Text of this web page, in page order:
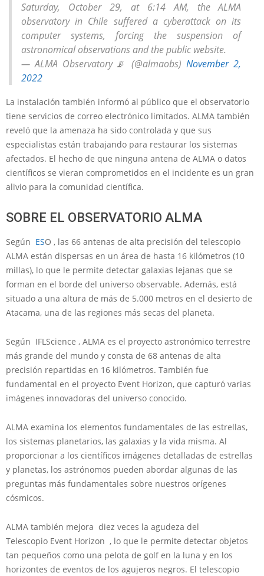
Saturday, October 29, at 6:14 AM, the ALMA
observatory in Chile suffered a cyberattack on its
computer systems, forcing the suspension of
astronomical observations and the public website.
— ALMA Observatory📡 (@almaobs)November 2,
2022
La instalación también informó al público que el observatorio
tiene servicios de correo electrónico limitados. ALMA también
reveló que la amenaza ha sido controlada y que sus
especialistas están trabajando para restaurar los sistemas
afectados. El hecho de que ninguna antena de ALMA o datos
científicos se vieran comprometidos en el incidente es un gran
alivio para la comunidad científica.
SOBRE EL OBSERVATORIO ALMA
Según ESO , las 66 antenas de alta precisión del telescopio
ALMA están dispersas en un área de hasta 16 kilómetros (10
millas), lo que le permite detectar galaxias lejanas que se
forman en el borde del universo observable. Además, está
situado a una altura de más de 5.000 metros en el desierto de
Atacama, una de las regiones más secas del planeta.
Según IFLScience , ALMA es el proyecto astronómico terrestre
más grande del mundo y consta de 68 antenas de alta
precisión repartidas en 16 kilómetros. También fue
fundamental en el proyecto Event Horizon, que capturó varias
imágenes innovadoras del universo conocido.
ALMA examina los elementos fundamentales de las estrellas,
los sistemas planetarios, las galaxias y la vida misma. Al
proporcionar a los científicos imágenes detalladas de estrellas
y planetas, los astrónomos pueden abordar algunas de las
preguntas más fundamentales sobre nuestros orígenes
cósmicos.
ALMA también mejora diez veces la agudeza del
Telescopio Event Horizon , lo que le permite detectar objetos
tan pequeños como una pelota de golf en la luna y en los
horizontes de eventos de los agujeros negros. El telescopio